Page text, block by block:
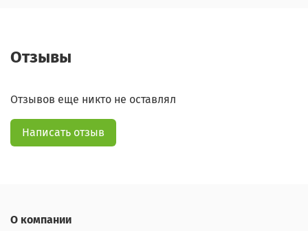
Отзывы
Отзывов еще никто не оставлял
Написать отзыв
О компании